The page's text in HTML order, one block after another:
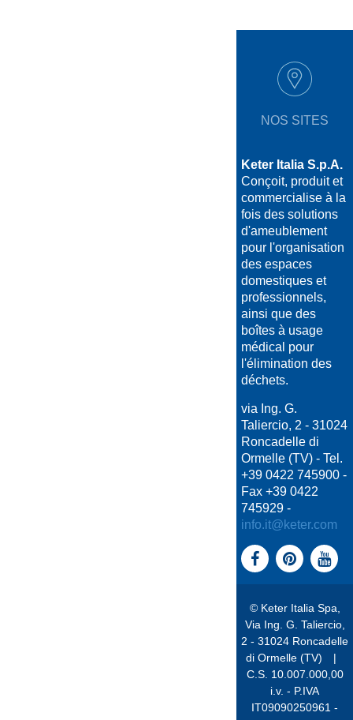
NOS SITES
Keter Italia S.p.A.
Conçoit, produit et
commercialise à la
fois des solutions
d'ameublement
pour l'organisation
des espaces
domestiques et
professionnels,
ainsi que des
boîtes à usage
médical pour
l'élimination des
déchets.
via Ing. G.
Taliercio, 2 - 31024
Roncadelle di
Ormelle (TV) - Tel.
+39 0422 745900 -
Fax +39 0422
745929 -
info.it@keter.com
© Keter Italia Spa,
Via Ing. G. Taliercio,
2 - 31024 Roncadelle
di Ormelle (TV)
|
C.S. 10.007.000,00
i.v. - P.IVA
IT09090250961 -